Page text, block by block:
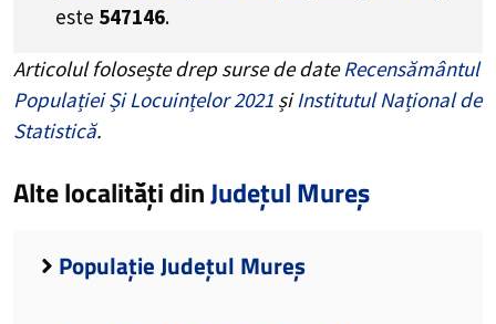
este 547146.
Articolul folosește drep surse de dateRecensământul
Populației Și Locuințelor 2021 șiInstitutul Național de
Statistică.
Alte localități dinJudețul Mureș
Populație Județul Mureș